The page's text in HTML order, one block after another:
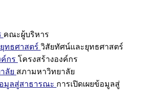
คณะผู้บริหาร
ทธศาสตร์ วิสัยทัศน์และยุทธศาสตร์
ค์กร โครงสร้างองค์กร
ลัย สภามหาวิทยาลัย
อมูลสู่สาธารณะ การเปิดเผยข้อมูลสู่